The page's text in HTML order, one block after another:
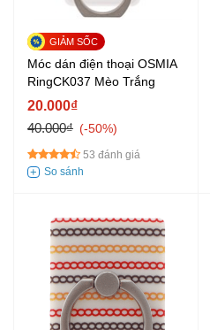
Móc dán điện thoại OSMIA
RingCK037 Mèo Trắng
20.000₫
40.000₫
-50%
53 đánh giá